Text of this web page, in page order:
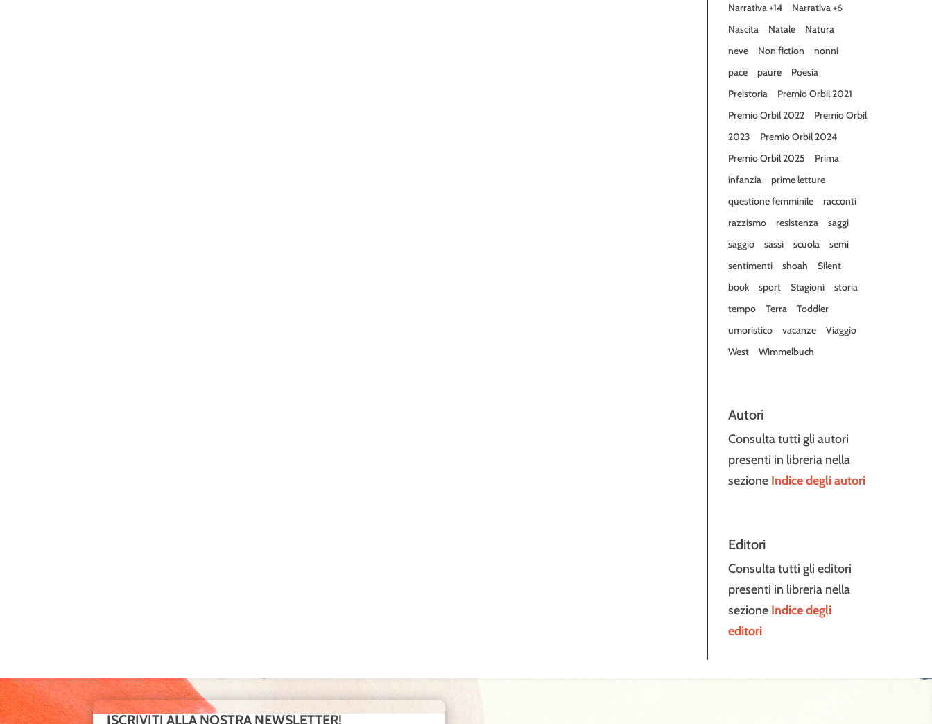
Narrativa +14
Narrativa +6
Nascita
Natale
Natura
neve
Non fiction
nonni
pace
paure
Poesia
Preistoria
Premio Orbil 2021
Premio Orbil 2022
Premio Orbil
2023
Premio Orbil 2024
Premio Orbil 2025
Prima
infanzia
prime letture
questione femminile
racconti
razzismo
resistenza
saggi
saggio
sassi scuola
semi
sentimenti
shoah
Silent
book
sport Stagioni
storia
tempo
Terra
Toddler
umoristico
vacanze
Viaggio
West
Wimmelbuch
Autori
Consulta tutti gli autori
presenti in libreria nella
sezione Indice degli autori
Editori
Consulta tutti gli editori
presenti in libreria nella
sezione Indice degli
editori
ISCRIVITI ALLA NOSTRA NEWSLETTER!